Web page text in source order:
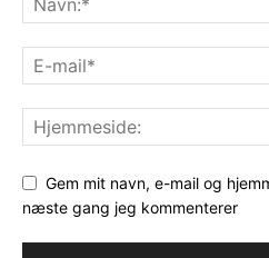
Gem mit navn, e-mail og
næste gang jeg kommenterer